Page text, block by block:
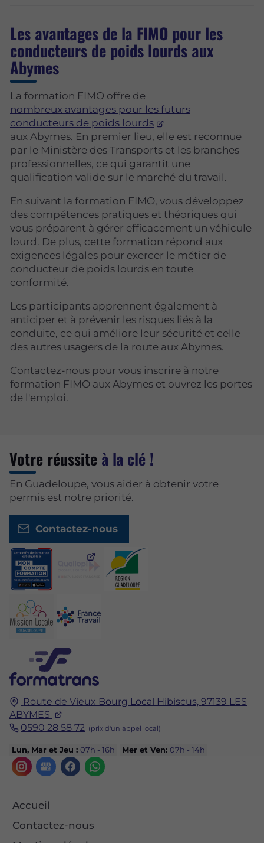
Les avantages de la FIMO pour les
conducteurs de poids lourds aux
Abymes
La formation FIMO offre de
nombreux avantages pour les futurs
conducteurs de poids lourds
aux Abymes. En premier lieu, elle est reconnue
par le Ministère des Transports et les branches
professionnelles, ce qui garantit une
qualification valide sur le marché du travail.
En suivant la formation FIMO, vous développez
des compétences pratiques et théoriques qui
vous préparent à gérer efficacement un véhicule
lourd. De plus, cette formation répond aux
exigences légales pour exercer le métier de
conducteur de poids lourds en toute
conformité.
Les participants apprennent également à
anticiper et à prévenir les risques liés à la
conduite, ce qui améliore leur sécurité et celle
des autres usagers de la route aux Abymes.
Contactez-nous pour vous inscrire à notre
formation FIMO aux Abymes et ouvrez les portes
de l'emploi.
Route de Vieux Bourg Local Hibiscus,97139 LES
ABYMES
0590 28 58 72
Lun, Mar et Jeu :07h - 16h Mer et Ven:07h - 14h
Accueil
Contactez-nous
Votre réussite à la clé !
En Guadeloupe, vous aider à obtenir votre
permis est notre priorité.
Contactez-nous